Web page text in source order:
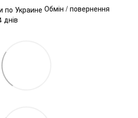
Обмін / повернення
днів